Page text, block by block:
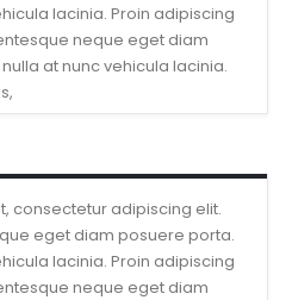
lacinia. Proin adipiscing
neque eget diam
at nunc vehicula lacinia.
consectetur adipiscing elit.
eget diam posuere porta.
lacinia. Proin adipiscing
neque eget diam